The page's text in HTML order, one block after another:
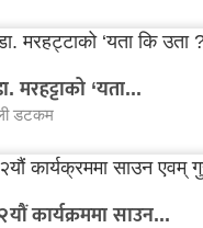
मरहट्टाको ‘यता...
डटकम
कार्यक्रममा साउन...